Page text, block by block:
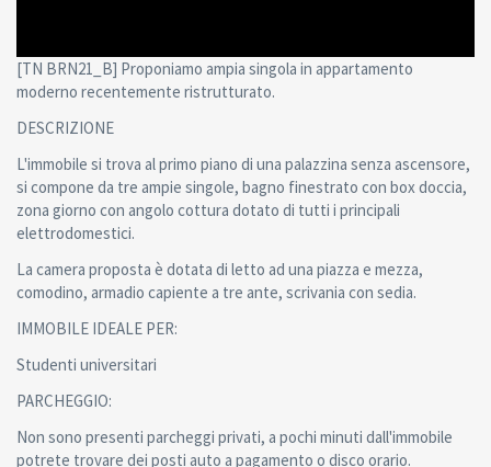
[TN BRN21_B] Proponiamo ampia singola in appartamento
moderno recentemente ristrutturato.
DESCRIZIONE
L'immobile si trova al primo piano di una palazzina senza ascensore,
si compone da tre ampie singole, bagno finestrato con box doccia,
zona giorno con angolo cottura dotato di tutti i principali
elettrodomestici.
La camera proposta è dotata di letto ad una piazza e mezza,
comodino, armadio capiente a tre ante, scrivania con sedia.
IMMOBILE IDEALE PER:
Studenti universitari
PARCHEGGIO:
Non sono presenti parcheggi privati, a pochi minuti dall'immobile
potrete trovare dei posti auto a pagamento o disco orario.